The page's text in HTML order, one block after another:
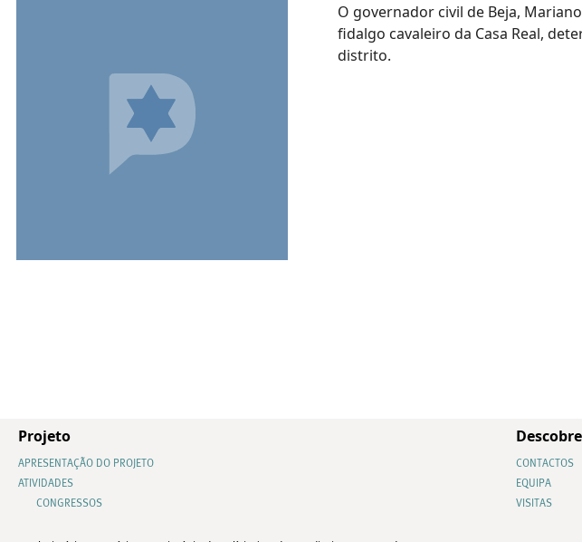
O governador civil de Beja,
fidalgo cavaleiro da Casa Real,
distrito.
Projeto
APRESENTAÇÃO DO PROJETO
ATIVIDADES
CONGRESSOS
CONTACTOS
EQUIPA
VISITAS